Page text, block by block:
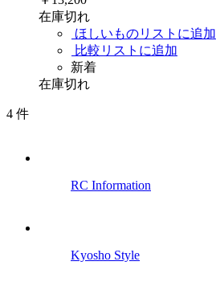
在庫切れ
ほしいものリストに追加
比較リストに追加
新着
在庫切れ
4 件
RC Information
Kyosho Style